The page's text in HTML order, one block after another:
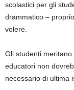
scolastici per gli
drammatico –
volere.
Gli studenti
educatori non
necessario di ultima